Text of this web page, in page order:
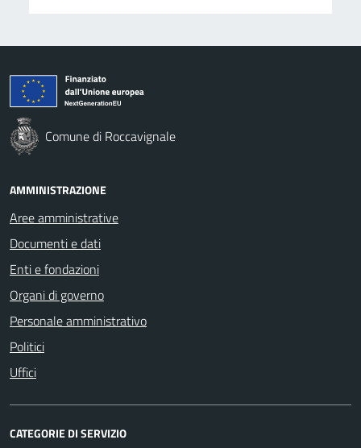
Comune di Roccavignale
AMMINISTRAZIONE
Aree amministrative
Documenti e dati
Enti e fondazioni
Organi di governo
Personale amministrativo
Politici
Uffici
CATEGORIE DI SERVIZIO